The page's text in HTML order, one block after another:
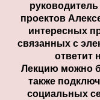
проектов
интересных
связанных с
ответит
Лекцию можно
также
социальных